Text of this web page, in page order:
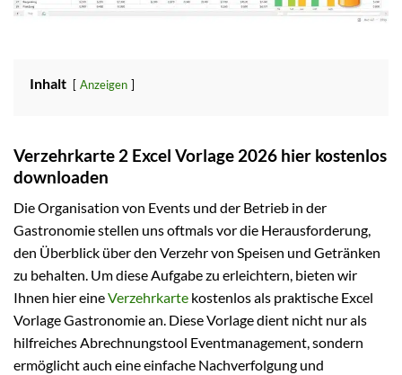
Inhalt Anzeigen
Verzehrkarte 2 Excel Vorlage 2026 hier kostenlos
downloaden
Die Organisation von Events und der Betrieb in der
Gastronomie stellen uns oftmals vor die Herausforderung,
den Überblick über den Verzehr von Speisen und Getränken
zu behalten. Um diese Aufgabe zu erleichtern, bieten wir
Ihnen hier eineVerzehrkarte kostenlos als praktische Excel
Vorlage Gastronomie an. Diese Vorlage dient nicht nur als
hilfreiches Abrechnungstool Eventmanagement, sondern
ermöglicht auch eine einfache Nachverfolgung und